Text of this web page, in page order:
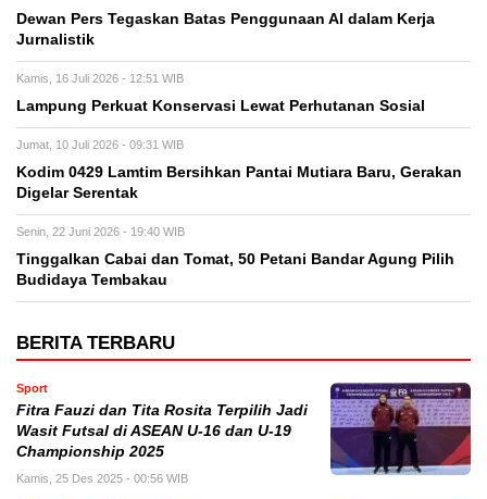
Dewan Pers Tegaskan Batas Penggunaan AI dalam Kerja
Jurnalistik
Kamis, 16 Juli 2026 - 12:51 WIB
Lampung Perkuat Konservasi Lewat Perhutanan Sosial
Jumat, 10 Juli 2026 - 09:31 WIB
Kodim 0429 Lamtim Bersihkan Pantai Mutiara Baru, Gerakan
Digelar Serentak
Senin, 22 Juni 2026 - 19:40 WIB
Tinggalkan Cabai dan Tomat, 50 Petani Bandar Agung Pilih
Budidaya Tembakau
BERITA TERBARU
Sport
Fitra Fauzi dan Tita Rosita Terpilih Jadi
Wasit Futsal di ASEAN U-16 dan U-19
Championship 2025
Kamis, 25 Des 2025 - 00:56 WIB